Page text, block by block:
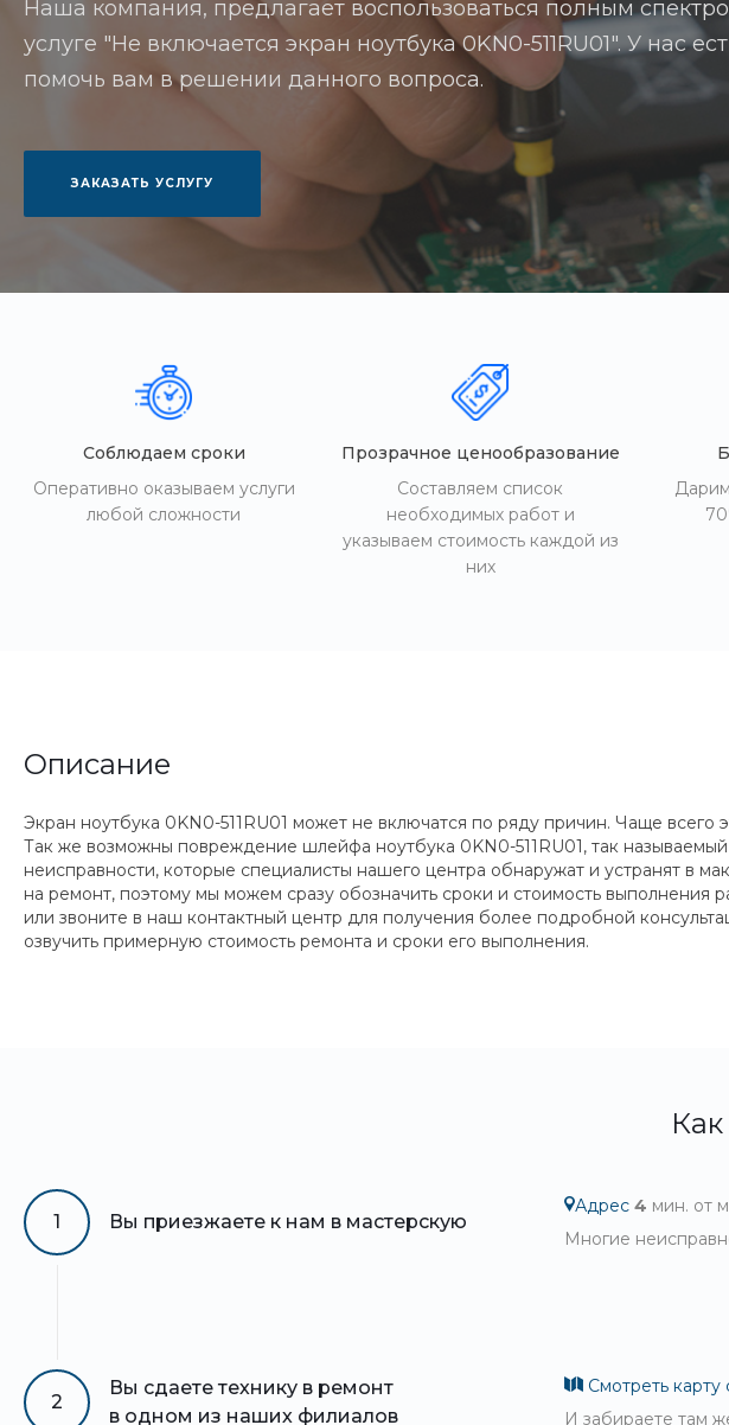
Наша компания, предлагает воспользоваться полным
услуге "Не включается экран ноутбука 0KN0-511RU01". У нас
помочь вам в решении данного вопроса.
ЗАКАЗАТЬ УСЛУГУ
Соблюдаем сроки
Оперативно оказываем услуги
любой сложности
Прозрачное ценообразование
Составляем список
необходимых работ и
указываем стоимость каждой из
них
Описание
Экран ноутбука 0KN0-511RU01 может не включатся по ряду причин. Чаще
Так же возможны повреждение шлейфа ноутбука 0KN0-511RU01, так
неисправности, которые специалисты нашего центра обнаружат и устранят в
на ремонт, поэтому мы можем сразу обозначить сроки и стоимость выполнения
или звоните в наш контактный центр для получения более подробной
озвучить примерную стоимость ремонта и сроки его выполнения.
1 Вы приезжаете к нам в мастерскую
Адрес 4 мин. от
Многие
2
Вы сдаете технику в ремонт
в одном из наших филиалов
Смотреть карту
И забираете там